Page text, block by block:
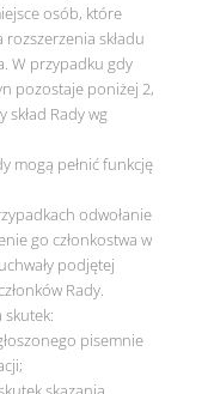
osób, które
rozszerzenia składu
W przypadku gdy
pozostaje poniżej 2,
skład Rady wg
mogą pełnić funkcję
odwołanie
go członkostwa w
podjętej
Rady.
skutek:
pisemnie